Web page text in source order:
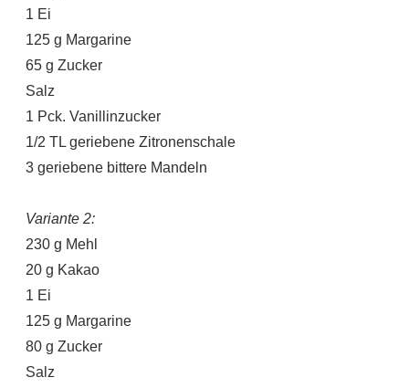
1 Ei
125 g Margarine
65 g Zucker
Salz
1 Pck. Vanillinzucker
1/2 TL geriebene Zitronenschale
3 geriebene bittere Mandeln
Variante 2:
230 g Mehl
20 g Kakao
1 Ei
125 g Margarine
80 g Zucker
Salz